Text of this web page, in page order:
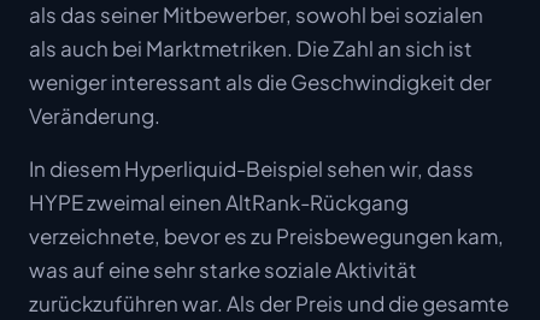
als das seiner Mitbewerber, sowohl bei sozialen
als auch bei Marktmetriken. Die Zahl an sich ist
weniger interessant als die Geschwindigkeit der
Veränderung.
In diesem Hyperliquid-Beispiel sehen wir, dass
HYPE zweimal einen AltRank-Rückgang
verzeichnete, bevor es zu Preisbewegungen kam,
was auf eine sehr starke soziale Aktivität
zurückzuführen war. Als der Preis und die gesamte